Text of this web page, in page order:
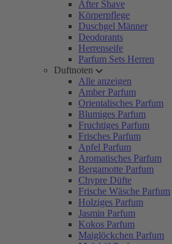
After Shave
Körperpflege
Duschgel Männer
Deodorants
Herrenseife
Parfum Sets Herren
Duftnoten
Alle anzeigen
Amber Parfum
Orientalisches Parfum
Blumiges Parfum
Fruchtiges Parfum
Frisches Parfum
Apfel Parfum
Aromatisches Parfum
Bergamotte Parfum
Chypre Düfte
Frische Wäsche Parfum
Holziges Parfum
Jasmin Parfum
Kokos Parfum
Maiglöckchen Parfum